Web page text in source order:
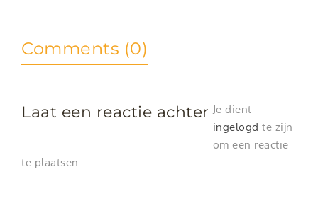
Comments (0)
Laat een reactie achter Je dient
ingelogd te zijn
om een reactie
te plaatsen.